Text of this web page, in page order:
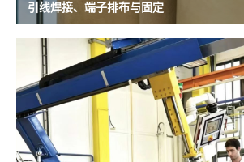
引线焊接、端子排布与固定